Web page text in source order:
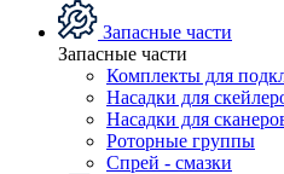
Запасные части
Запасные части
Комплекты для
Насадки для
Насадки для
Роторные группы
Спрей - смазки